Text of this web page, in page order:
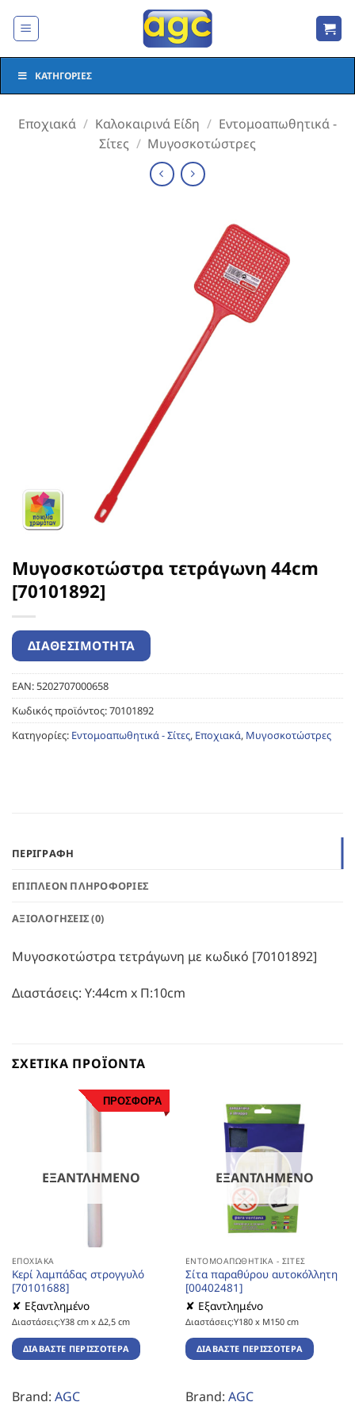
στο
ΚΑΤΗΓΟΡΊΕΣ
Εποχιακά / Καλοκαιρινά Είδη / Εντομοαπωθητικά -
Σίτες / Μυγοσκοτώστρες
Μυγοσκοτώστρα τετράγωνη 44cm
[70101892]
EAN:5202707000658
Κωδικός προϊόντος:70101892
Κατηγορίες: Εντομοαπωθητικά - Σίτες, Εποχιακά, Μυγοσκοτώστρες
ΠΕΡΙΓΡΑΦΉ
ΕΠΙΠΛΈΟΝ ΠΛΗΡΟΦΟΡΊΕΣ
ΑΞΙΟΛΟΓΉΣΕΙΣ (0)
Μυγοσκοτώστρα τετράγωνη με κωδικό [70101892]
Διαστάσεις: Υ:44cm x Π:10cm
ΣΧΕΤΙΚΆ ΠΡΟΪΌΝΤΑ
ΠΡΟΣΦΟΡΑ
ΕΞΑΝΤΛΗΜΈΝΟ
ΕΠΟΧΙΑΚΆ
Κερί λαμπάδας στρογγυλό
[70101688]
✘ Εξαντλημένο
Διαστάσεις:Υ38 cm x Δ2,5 cm
ΔΙΑΒΆΣΤΕ ΠΕΡΙΣΣΌΤΕΡΑ
Brand: AGC
ΕΞΑΝΤΛΗΜΈΝΟ
ΕΝΤΟΜΟΑΠΩΘΗΤΙΚΆ - ΣΊΤΕΣ
Σίτα παραθύρου αυτοκόλλητη
[00402481]
✘ Εξαντλημένο
Διαστάσεις:Υ180 x Μ150 cm
ΔΙΑΒΆΣΤΕ ΠΕΡΙΣΣΌΤΕΡΑ
Brand: AGC